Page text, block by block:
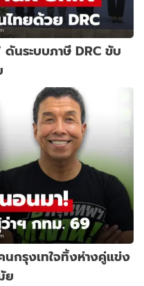
นระบบภาษี DRC ขับ
กรุงเทใจทิ้งห่างคู่แข่ง
ย